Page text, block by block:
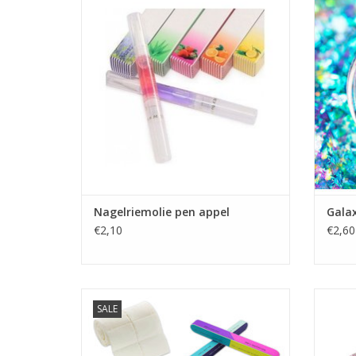
Showroom Zwijndrecht
Nagels groothandel
Prijzen zijn incl. BTW
Nagelriemolie pen appel
€2,10
Voor
€2,60
SALE
Biab opleidingen
BIAB Starter Pakket